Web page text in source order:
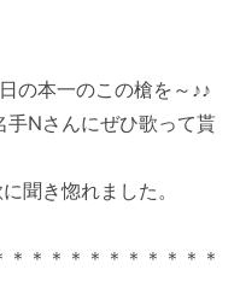
の本一のこの槍を～♪♪
Nさんにぜひ歌って貰
聞き惚れました。
＊＊＊＊＊＊＊＊＊＊